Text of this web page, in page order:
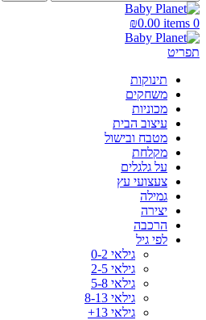
0
items
₪0.00
תפריט
תינוקות
משחקים
מכוניות
עיצוב הבית
מטבח ובישול
מקלחת
על גלגלים
צעצועי עץ
גמילה
יצירה
הרכבה
לפי גיל
גילאי 0-2
גילאי 2-5
גילאי 5-8
גילאי 8-13
גילאי 13+